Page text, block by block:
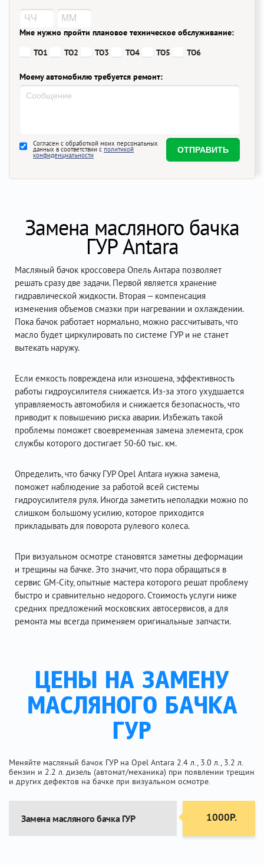
Мне нужно пройти плановое техническое обслуживание:
ТО1
ТО2 ТО3 ТО4 ТО5 ТО6
Моему автомобилю требуется ремонт:
Согласен с обработкой моих персональных
данных в соответствии с политикой
конфиденциальности
Замена масляного бачка
ГУР Antara
Масляный бачок кроссовера Опель Антара позволяет
решать сразу две задачи. Первой является хранение
гидравлической жидкости. Вторая – компенсация
изменения объемов смазки при нагревании и охлаждении.
Пока бачок работает нормально, можно рассчитывать, что
масло будет циркулировать по системе ГУР и не станет
вытекать наружу.
Если емкость повреждена или изношена, эффективность
работы гидроусилителя снижается. Из-за этого ухудшается
управляемость автомобиля и снижается безопасность, что
приводит к повышению риска аварии. Избежать такой
проблемы поможет своевременная замена элемента, срок
службы которого достигает 50-60 тыс. км.
Определить, что бачку ГУР Opel Antara нужна замена,
поможет наблюдение за работой всей системы
гидроусилителя руля. Иногда заметить неполадки можно по
слишком большому усилию, которое приходится
прикладывать для поворота рулевого колеса.
При визуальном осмотре становятся заметны деформации
и трещины на бачке. Это значит, что пора обращаться в
сервис GM-City, опытные мастера которого решат проблему
быстро и сравнительно недорого. Стоимость услуги ниже
средних предложений московских автосервисов, а для
ремонта мы всегда применяем оригинальные запчасти.
ЦЕНЫ НА ЗАМЕНУ
МАСЛЯНОГО БАЧКА
ГУР
Меняйте масляный бачок ГУР на Opel Antara 2.4 л., 3.0 л., 3.2 л.
бензин и 2.2 л. дизель (автомат/механика) при появлении трещин
и других дефектов на бачке при визуальном осмотре.
Замена масляного бачка ГУР 1000Р.